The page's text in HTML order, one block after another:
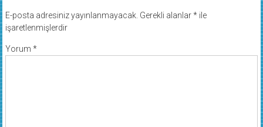
E-posta adresiniz yayınlanmayacak. Gerekli alanlar*ile
işaretlenmişlerdir
Yorum *